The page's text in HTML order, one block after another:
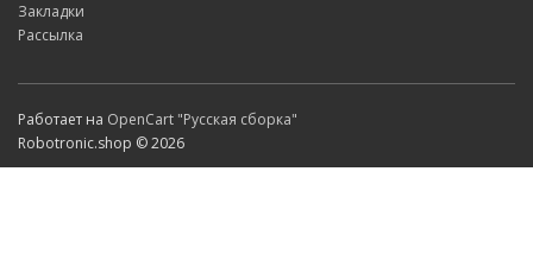
Закладки
Рассылка
Работает на OpenCart "Русская сборка"
Robotronic.shop © 2026